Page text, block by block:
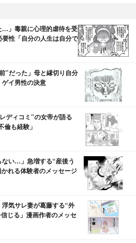
…」毒親に心理的虐待を受
性「自分の人生は自分で
”だった」母と縁切り自分
イ男性の決意
ディコミ”の女帝が語る
も経験」
ない…」急増する“産後う
れる体験者のメッセージ
浮気サレ妻が葛藤する“外
じる」漫画作者のメッセ